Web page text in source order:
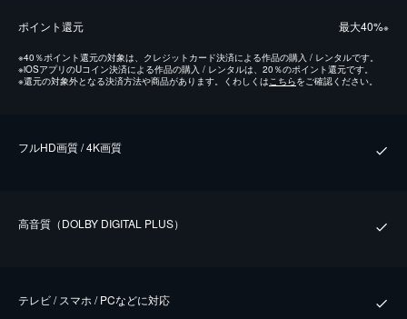
ポイント還元 最⼤40%※
※40％ポイント還元の対象は、クレジットカード決済による作品の購入 / レンタルです。
※iOSアプリのUコイン決済による作品の購入 / レンタルは、20％のポイント還元です。
※還元の対象外となる決済方法や商品があります。くわしくはこちらをご確認ください。
フルHD画質 / 4K画質
⾼⾳質（DOLBY DIGITAL PLUS）
テレビ / スマホ / PCなどに対応